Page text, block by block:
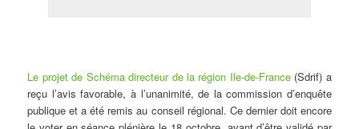
Le projet de Schéma directeur de la région Ile-de-France(Sdrif) a
reçu l’avis favorable, à l’unanimité, de la commission d’enquête
publique et a été remis au conseil régional. Ce dernier doit encore